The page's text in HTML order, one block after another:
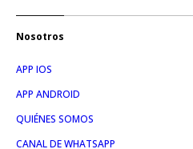
Nosotros
APP IOS
APP ANDROID
QUIÉNES SOMOS
CANAL DE WHATSAPP